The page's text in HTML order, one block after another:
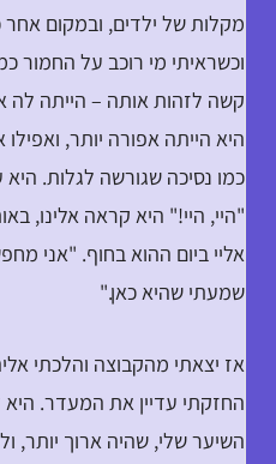
מקלות של ילדים, ובמקום
וכשראיתי מי רוכב על החמור
קשה לזהות אותה – הייתה
היא הייתה אפורה יותר,
כמו נסיכה שגורשה לגלות.
"היי, היי!" היא קראה אלינו,
אליי ביום ההוא בחוף. "אני
שמעתי שהיא כאן."
אז יצאתי מהקבוצה והלכתי
החזקתי עדיין את המעדר. היא
השיער שלי, שהיה ארוך יותר,